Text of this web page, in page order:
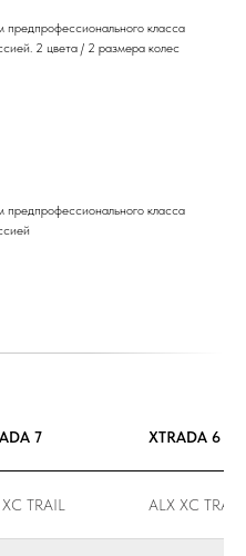
предпрофессионального класса
2 цвета / 2 размера колес
предпрофессионального класса
7 XTRADA 6
TRAIL ALX XC TRAIL